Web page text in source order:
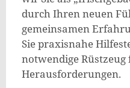
durch Ihren neuen
gemeinsamen
Sie praxisnahe
notwendige
Herausforderungen.